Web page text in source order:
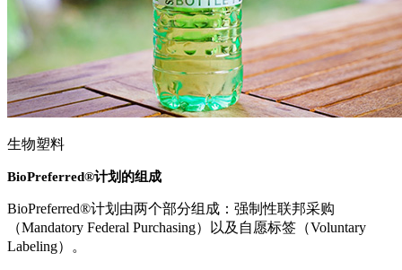
生物塑料
BioPreferred®计划的组成
BioPreferred®计划由两个部分组成：强制性联邦采购
（Mandatory Federal Purchasing）以及自愿标签（Voluntary
Labeling）。